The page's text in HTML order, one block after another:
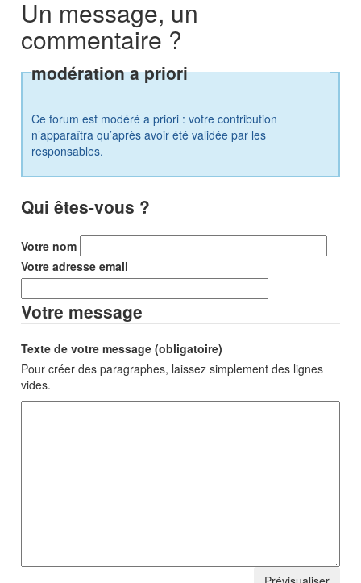
Un message, un
commentaire ?
modération a priori
Ce forum est modéré a priori : votre contribution
n’apparaîtra qu’après avoir été validée par les
responsables.
Qui êtes-vous ?
Votre nom
Votre adresse email
Votre message
Texte de votre message (obligatoire)
Pour créer des paragraphes, laissez simplement des lignes
vides.